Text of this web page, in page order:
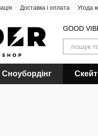
контенту
Доставка і оплата Угода
GOOD
Сноубордiнг